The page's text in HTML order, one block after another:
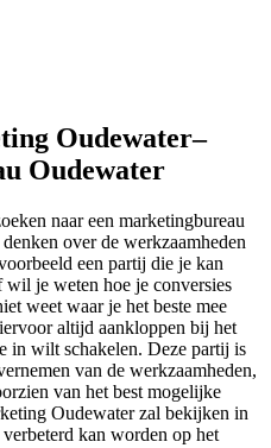
Oudewater–
Oudewater
naar een marketingbureau
over de werkzaamheden
een partij die je kan
wil je weten hoe je conversies
weet waar je het beste mee
altijd aankloppen bij het
in wilt schakelen. Deze partij is
van de werkzaamheden,
van het best mogelijke
Oudewater zal bekijken in
kan worden op het